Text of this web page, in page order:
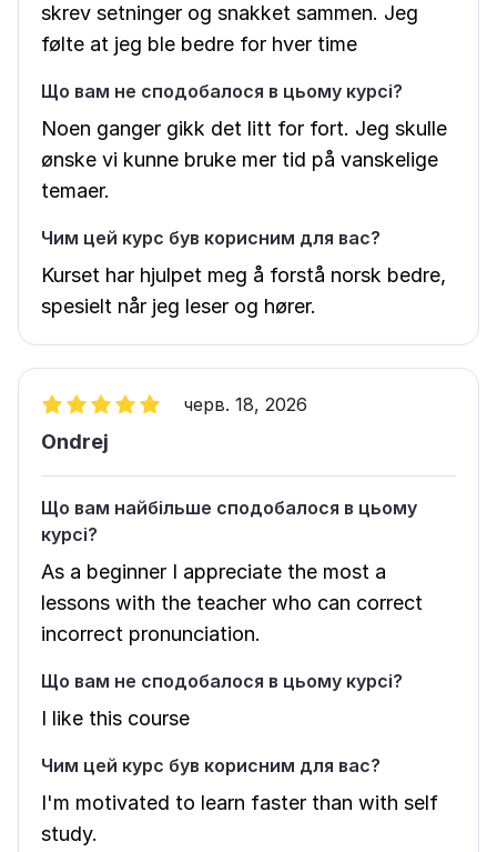
skrev setninger og snakket sammen. Jeg
følte at jeg ble bedre for hver time
Що вам не сподобалося в цьому курсі?
Noen ganger gikk det litt for fort. Jeg skulle
ønske vi kunne bruke mer tid på vanskelige
temaer.
Чим цей курс був корисним для вас?
Kurset har hjulpet meg å forstå norsk bedre,
spesielt når jeg leser og hører.
черв. 18, 2026
Ondrej
Що вам найбільше сподобалося в цьому
курсі?
As a beginner I appreciate the most a
lessons with the teacher who can correct
incorrect pronunciation.
Що вам не сподобалося в цьому курсі?
I like this course
Чим цей курс був корисним для вас?
I'm motivated to learn faster than with self
study.